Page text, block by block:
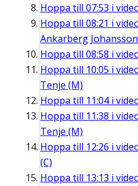
Hoppa till 07:53 i
Hoppa till 08:21 i
Ankarberg
Hoppa till 08:58 i
Hoppa till 10:05 i
Tenje (M)
Hoppa till 11:04i
Hoppa till 11:38 i
Tenje (M)
Hoppa till 12:26 i
(C)
Hoppa till 13:13 i